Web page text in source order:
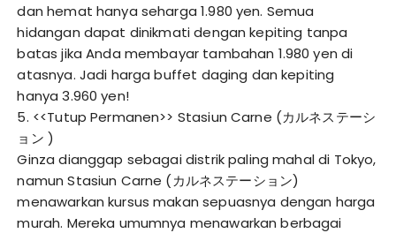
dan hemat hanya seharga 1.980 yen. Semua
hidangan dapat dinikmati dengan kepiting tanpa
batas jika Anda membayar tambahan 1.980 yen di
atasnya. Jadi harga buffet daging dan kepiting
hanya 3.960 yen!
5. <<Tutup Permanen>> Stasiun Carne (カルネステーシ
ョン )
Ginza dianggap sebagai distrik paling mahal di Tokyo,
namun Stasiun Carne (カルネステーション)
menawarkan kursus makan sepuasnya dengan harga
murah. Mereka umumnya menawarkan berbagai